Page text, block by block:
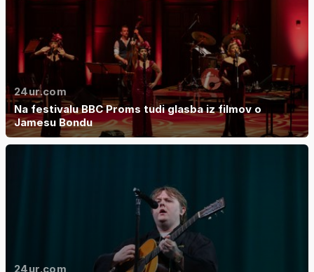
24ur.com
Na festivalu BBC Proms tudi glasba iz filmov o
Jamesu Bondu
24ur.com